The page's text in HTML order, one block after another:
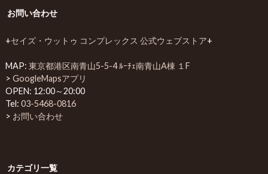
お問い合わせ
+セイズ・ウットゥ コンプレックス 公式ウェブストア+
MAP: 東京都港区南青山5-5-4 ﾙｰﾁｪ南青山A棟 １F
> GoogleMapsアプリ
OPEN: 12:00～20:00
Tel: 03-5468-0816
> お問い合わせ
カテゴリ一覧